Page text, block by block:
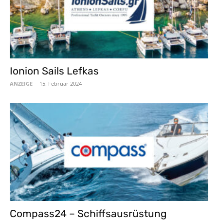
Ionion Sails Lefkas
ANZEIGE - 15. Februar 2024
Compass24 – Schiffsausrüstung